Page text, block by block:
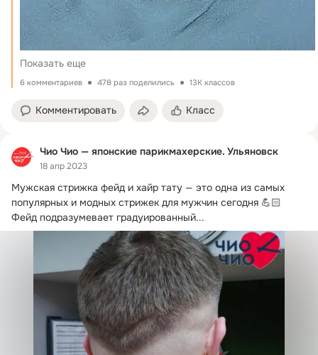
Показать еще
6 комментариев 478 раз поделились 13K классов
Комментировать Класс
Чио Чио — японские парикмахерские. Ульяновск
18 апр 2023
Мужская стрижка фейд и хайр тату — это одна из самых
популярных и модных стрижек для мужчин сегодня 💪🏻
Фейд подразумевает градуированный...